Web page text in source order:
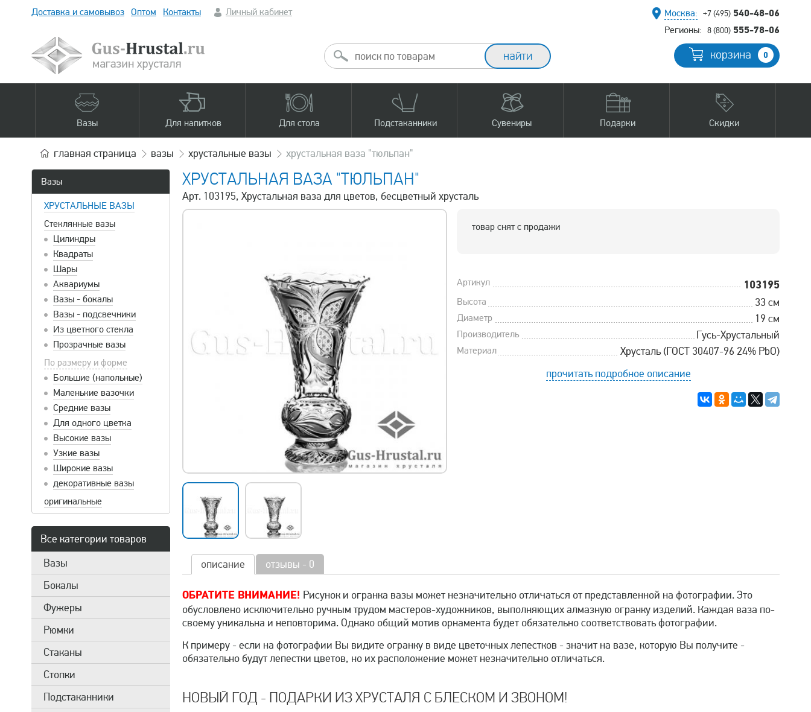
Доставка и самовывоз Оптом Контакты Личный кабинет Москва: +7 (495) 540-48-06
Регионы: 8 (800) 555-78-06
корзина 0
Вазы Для напитков Для стола Подстаканники Сувениры Подарки Скидки
главная страница вазы хрустальные вазы хрустальная ваза "тюльпан"
Вазы
ХРУСТАЛЬНЫЕ ВАЗЫ
Стеклянные вазы
Цилиндры
Квадраты
Шары
Аквариумы
Вазы - бокалы
Вазы - подсвечники
Из цветного стекла
Прозрачные вазы
По размеру и форме
Большие (напольные)
Маленькие вазочки
Средние вазы
Для одного цветка
Высокие вазы
Узкие вазы
Широкие вазы
декоративные вазы
оригинальные
Все категории товаров
Вазы
Бокалы
Фужеры
Рюмки
Стаканы
Стопки
Подстаканники
ХРУСТАЛЬНАЯ ВАЗА "ТЮЛЬПАН"
Арт. 103195, Хрустальная ваза для цветов, бесцветный хрусталь
товар снят с продажи
Артикул 103195
Высота 33 см
Диаметр 19 см
Производитель Гусь-Хрустальный
Материал
Хрусталь (ГОСТ 30407-96 24% PbO)
прочитать подробное описание
описание отзывы - 0
ОБРАТИТЕ ВНИМАНИЕ! Рисунок и огранка вазы может незначительно отличаться от представленной на фотографии. Это
обусловлено исключительно ручным трудом мастеров-художников, выполняющих алмазную огранку изделий. Каждая ваза по-
своему уникальна и неповторима. Однако общий мотив орнамента будет обязательно соответствовать фотографии.
К примеру - если на фотографии Вы видите огранку в виде цветочных лепестков - значит на вазе, которую Вы получите -
обязательно будут лепестки цветов, но их расположение может незначительно отличаться.
НОВЫЙ ГОД - ПОДАРКИ ИЗ ХРУСТАЛЯ С БЛЕСКОМ И ЗВОНОМ!